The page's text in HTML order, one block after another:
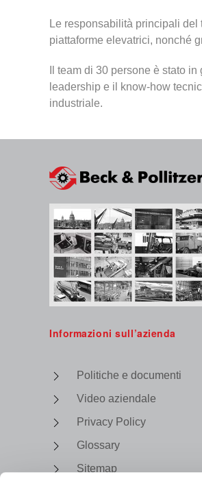
Le responsabilità principali
piattaforme elevatrici, nonché
Il team di 30 persone è stato
leadership e il know-how
industriale.
Informazioni sull’azienda
Politiche e documenti
Video aziendale
Privacy Policy
Glossary
Sitemap